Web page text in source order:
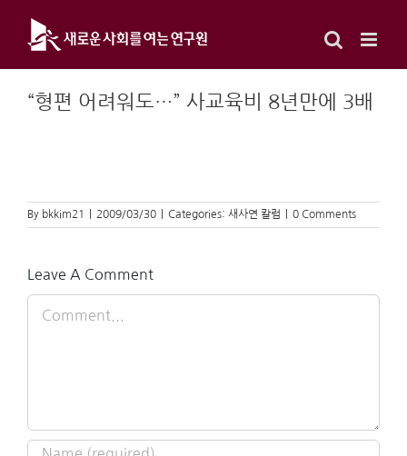
content
“형편 어려워도…” 사교육비 8년만에 3배
By bkkim21 2009/03/30 Categories: 새사연 칼럼 0 Comments
Leave A Comment